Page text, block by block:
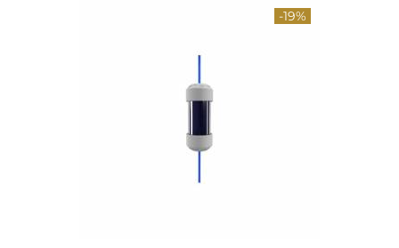
-19%